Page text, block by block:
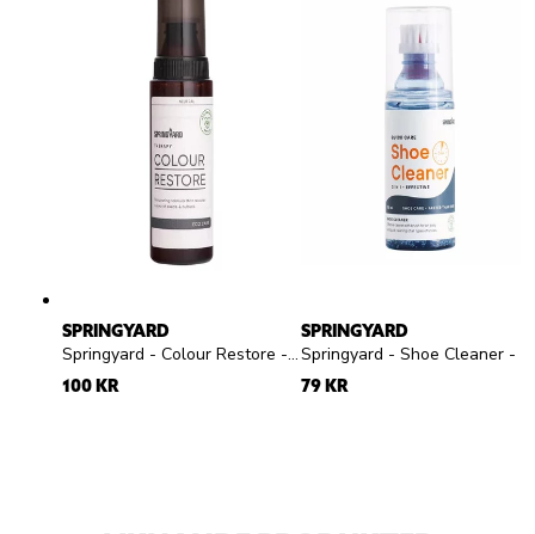
SPRINGYARD
Springyard - Colour Restore - Färglös flytande skokräm för mocka och nubuck
100 KR
SPRINGYARD
79 KR